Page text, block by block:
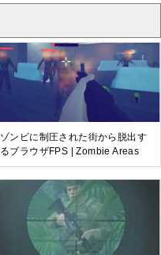
ゾンビに制圧された街から脱出す
るブラウザFPS | Zombie Areas